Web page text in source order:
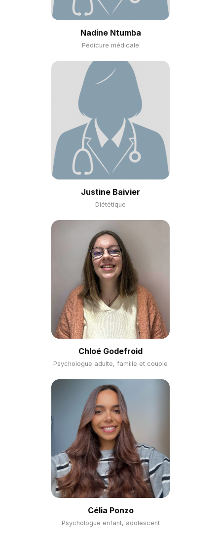
Nadine Ntumba
Pédicure médicale
Justine Baivier
Diététique
Chloé Godefroid
Psychologue adulte, famille et couple
Célia Ponzo
Psychologue enfant, adolescent